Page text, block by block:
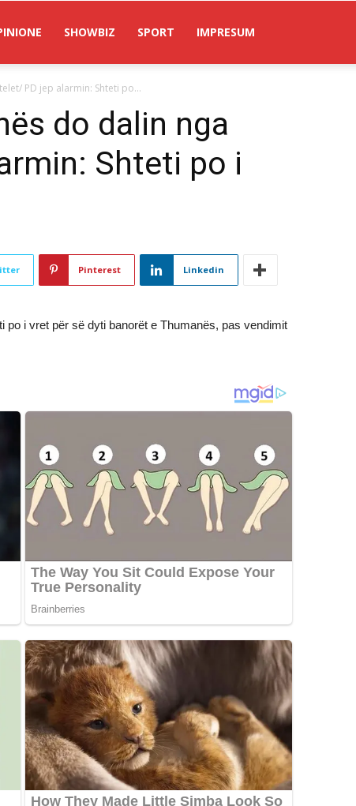
SHOWBIZ SPORT IMPRESUM
PD jep alarmin: Shteti po...
do dalin nga
Shteti po i
Pinterest Linkedin
po i vret për së dyti banorët e Thumanës, pas vendimit